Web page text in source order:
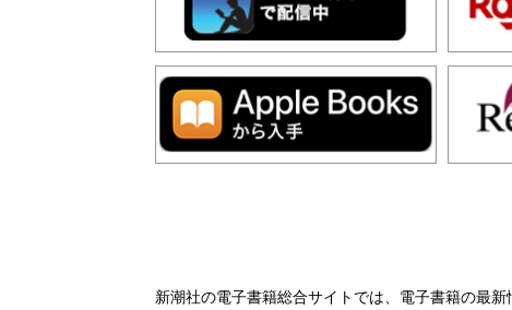
新潮社の電子書籍総合サイトでは、電子書籍の最